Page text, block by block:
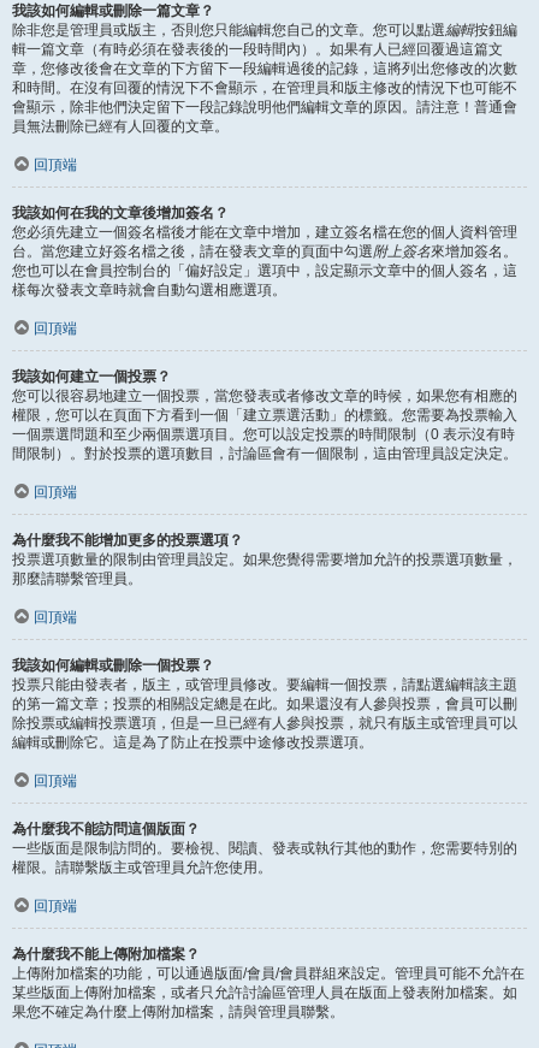
我該如何編輯或刪除一篇文章？
除非您是管理員或版主，否則您只能編輯您自己的文章。您可以點選編輯按鈕編
輯一篇文章（有時必須在發表後的一段時間內）。如果有人已經回覆過這篇文
章，您修改後會在文章的下方留下一段編輯過後的記錄，這將列出您修改的次數
和時間。在沒有回覆的情況下不會顯示，在管理員和版主修改的情況下也可能不
會顯示，除非他們決定留下一段記錄說明他們編輯文章的原因。請注意！普通會
員無法刪除已經有人回覆的文章。
回頂端
我該如何在我的文章後增加簽名？
您必須先建立一個簽名檔後才能在文章中增加，建立簽名檔在您的個人資料管理
台。當您建立好簽名檔之後，請在發表文章的頁面中勾選附上簽名來增加簽名。
您也可以在會員控制台的「偏好設定」選項中，設定顯示文章中的個人簽名，這
樣每次發表文章時就會自動勾選相應選項。
回頂端
我該如何建立一個投票？
您可以很容易地建立一個投票，當您發表或者修改文章的時候，如果您有相應的
權限，您可以在頁面下方看到一個「建立票選活動」的標籤。您需要為投票輸入
一個票選問題和至少兩個票選項目。您可以設定投票的時間限制（0 表示沒有時
間限制）。對於投票的選項數目，討論區會有一個限制，這由管理員設定決定。
回頂端
為什麼我不能增加更多的投票選項？
投票選項數量的限制由管理員設定。如果您覺得需要增加允許的投票選項數量，
那麼請聯繫管理員。
回頂端
我該如何編輯或刪除一個投票？
投票只能由發表者，版主，或管理員修改。要編輯一個投票，請點選編輯該主題
的第一篇文章；投票的相關設定總是在此。如果還沒有人參與投票，會員可以刪
除投票或編輯投票選項，但是一旦已經有人參與投票，就只有版主或管理員可以
編輯或刪除它。這是為了防止在投票中途修改投票選項。
回頂端
為什麼我不能訪問這個版面？
一些版面是限制訪問的。要檢視、閱讀、發表或執行其他的動作，您需要特別的
權限。請聯繫版主或管理員允許您使用。
回頂端
為什麼我不能上傳附加檔案？
上傳附加檔案的功能，可以通過版面/會員/會員群組來設定。管理員可能不允許在
某些版面上傳附加檔案，或者只允許討論區管理人員在版面上發表附加檔案。如
果您不確定為什麼上傳附加檔案，請與管理員聯繫。